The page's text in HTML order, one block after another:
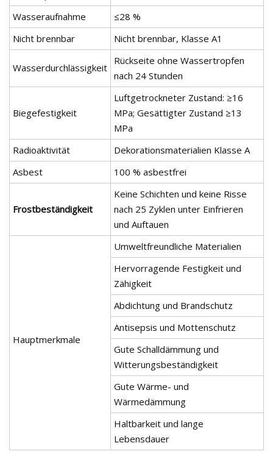
Wasseraufnahme
≤28 %
Nicht brennbar
Nicht brennbar, Klasse A1
Wasserdurchlässigkeit
Rückseite ohne Wassertropfen
nach 24 Stunden
Biegefestigkeit
Luftgetrockneter Zustand: ≥16
MPa; Gesättigter Zustand ≥13
MPa
Radioaktivität
Dekorationsmaterialien Klasse A
Asbest
100 % asbestfrei
Frostbeständigkeit
Keine Schichten und keine Risse
nach 25 Zyklen unter Einfrieren
und Auftauen
Hauptmerkmale
Umweltfreundliche Materialien
Hervorragende Festigkeit und
Zähigkeit
Abdichtung und Brandschutz
Antisepsis und Mottenschutz
Gute Schalldämmung und
Witterungsbeständigkeit
Gute Wärme- und
Wärmedämmung
Haltbarkeit und lange
Lebensdauer